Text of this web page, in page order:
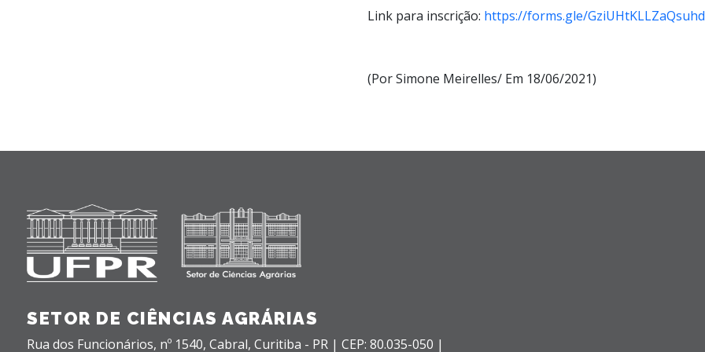
Link para inscrição: https://forms.gle/
(Por Simone Meirelles/ Em 18/06/2021)
SETOR DE CIÊNCIAS AGRÁRIAS
Rua dos Funcionários, nº 1540, Cabral, Curitiba - PR | CEP: 80.035-050 |